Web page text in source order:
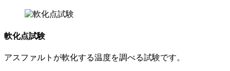
軟化点試験
アスファルトが軟化する温度を調べる試験です。